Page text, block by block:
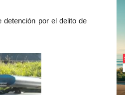
o
detención por el delito de